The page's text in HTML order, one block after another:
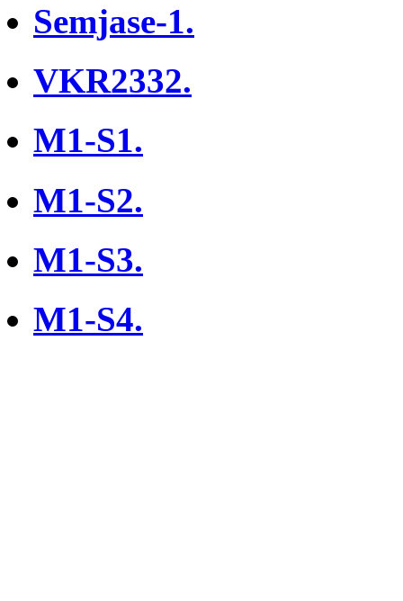
Semjase-1.
VKR2332.
M1-S1.
M1-S2.
M1-S3.
M1-S4.